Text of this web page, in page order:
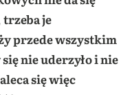
trzeba je
przede wszystkim
nie uderzyło i nie
się więc